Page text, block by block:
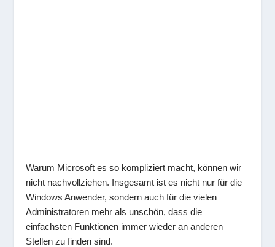
Warum Microsoft es so kompliziert macht, können wir
nicht nachvollziehen. Insgesamt ist es nicht nur für die
Windows Anwender, sondern auch für die vielen
Administratoren mehr als unschön, dass die
einfachsten Funktionen immer wieder an anderen
Stellen zu finden sind.